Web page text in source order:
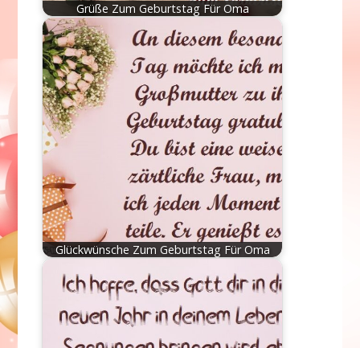
Grüße Zum Geburtstag Für Oma
Glückwünsche Zum Geburtstag Für Oma